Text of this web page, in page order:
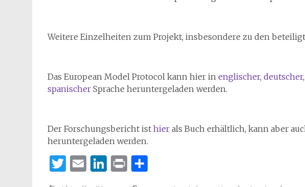
Weitere Einzelheiten zum Projekt, insbesondere zu den
Das European Model Protocol kann hier in englischer, deutscher,
spanischer Sprache heruntergeladen werden.
Der Forschungsbericht ist hier als Buch erhältlich, kann aber
heruntergeladen werden.
Twitter
EmailLinkedIn
Print